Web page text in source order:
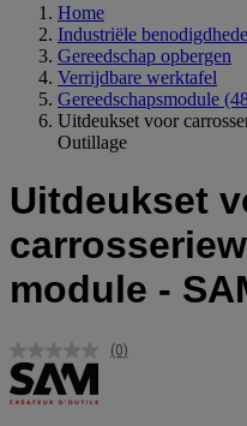
Home
Industriële
Gereedschap opbergen
Verrijdbare werktafel
Gereedschapsmodule
Uitdeukset voor
Outillage
Uitdeukset
module -
Geen
(0)